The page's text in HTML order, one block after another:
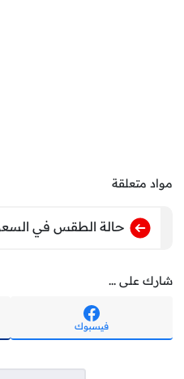
مواد متعلقة
حالة الطقس في السعودية اليوم الخميس 20
شارك على ...
فيسبوك